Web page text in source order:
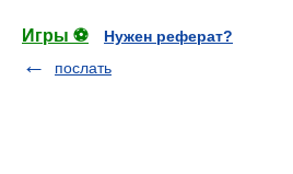
Игры ⚽
Нужен реферат?
послать